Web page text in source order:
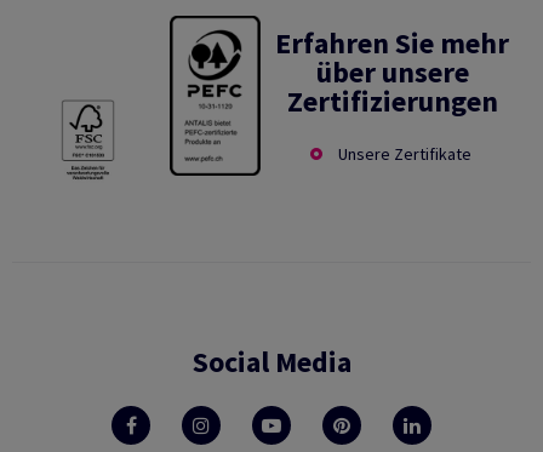
Erfahren Sie mehr
über unsere
Zertifizierungen
Unsere Zertifikate
Social Media